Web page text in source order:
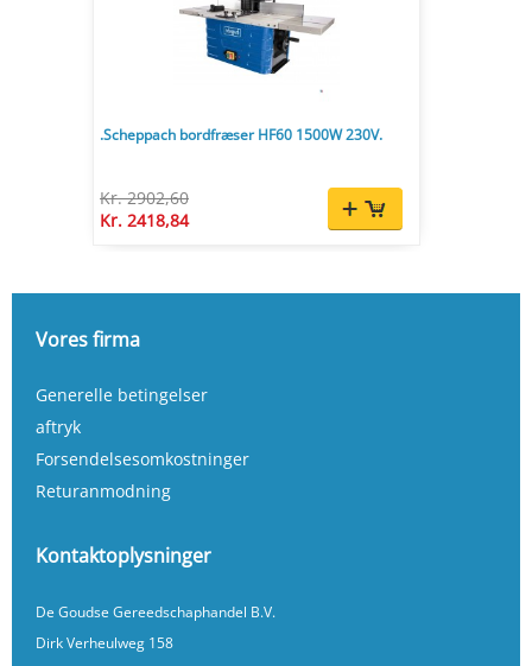
.Scheppach bordfræser HF60 1500W 230V.
Kr. 2902,60
Kr. 2418,84
Vores firma
Generelle betingelser
aftryk
Forsendelsesomkostninger
Returanmodning
Kontaktoplysninger
De Goudse Gereedschaphandel B.V.
Dirk Verheulweg 158